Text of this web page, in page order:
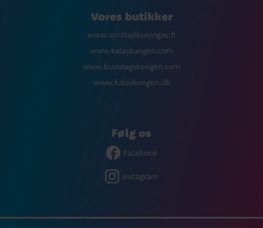
Vores butikker
www.synttarikuningas.fi
www.kalaskungen.com
www.bursdagskongen.com
www.kalaskongen.dk
Følg os
Facebook
Instagram